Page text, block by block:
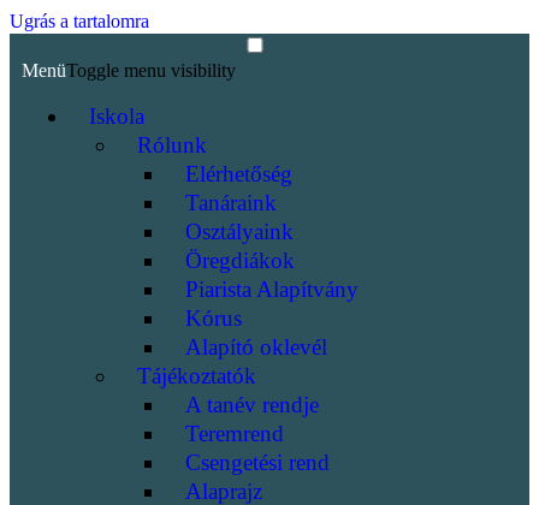
Ugrás a tartalomra
MenüToggle menu visibility
Iskola
Rólunk
Elérhetőség
Tanáraink
Osztályaink
Öregdiákok
Piarista Alapítvány
Kórus
Alapító oklevél
Tájékoztatók
A tanév rendje
Teremrend
Csengetési rend
Alaprajz